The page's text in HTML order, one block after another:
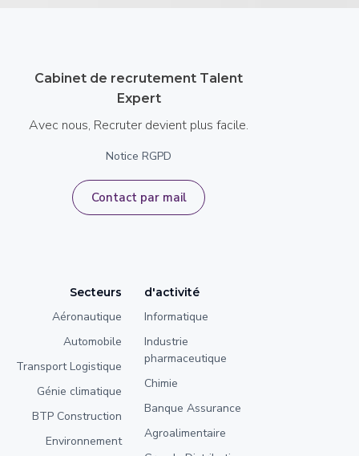
Cabinet de recrutement Talent
Expert
Avec nous, Recruter devient plus facile.
Notice RGPD
Contact par mail
Secteurs
Aéronautique
Automobile
Transport Logistique
Génie climatique
BTP Construction
Environnement
d'activité
Informatique
Industrie
pharmaceutique
Chimie
Banque Assurance
Agroalimentaire